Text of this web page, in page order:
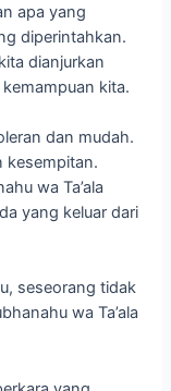
apa yang
diperintahkan.
dianjurkan
kita.
dan mudah.
kesempitan.
wa Ta’ala
yang keluar dari
seseorang tidak
wa Ta’ala